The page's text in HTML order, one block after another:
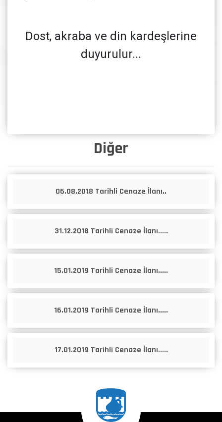
Diğer
06.08.2018 Tarihli Cenaze İlanı..
31.12.2018 Tarihli Cenaze İlanı.....
15.01.2019 Tarihli Cenaze İlanı.....
16.01.2019 Tarihli Cenaze İlanı.....
17.01.2019 Tarihli Cenaze İlanı.....
Dost, akraba ve din kardeşlerine
duyurulur...